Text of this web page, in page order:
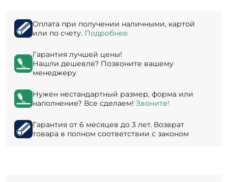
Оплата при получении наличными, картой
или по счету. Подробнее
Гарантия лучшей цены!
Нашли дешевле? Позвоните вашему
менеджеру
Нужен нестандартный размер, форма или
наполнение? Все сделаем! Звоните!
Гарантия от 6 месяцев до 3 лет. Возврат
товара в полном соответствии с законом